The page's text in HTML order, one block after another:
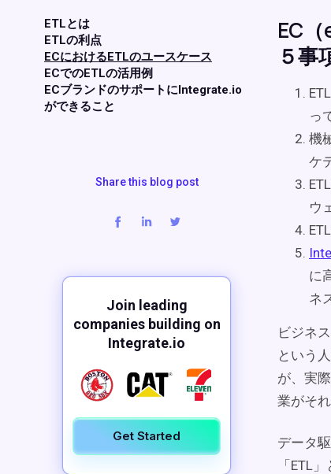
ETLとは
ETLの利点
ECにおけるETLのユースケース
ECでのETLの活用例
ECブランドのサポートにIntegrate.io
ができること
Share this blog post
Join leading
companies building on
Integrate.io
Get Started
EC
５事
っ
機
ケ
ウ
に
ネ
ビジネ
という
が、実
業がそ
データ
「ETL